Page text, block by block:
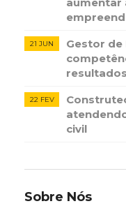
aumentar
21 JUN
Gestor de
resultados
22 FEV
civil
Sobre Nós